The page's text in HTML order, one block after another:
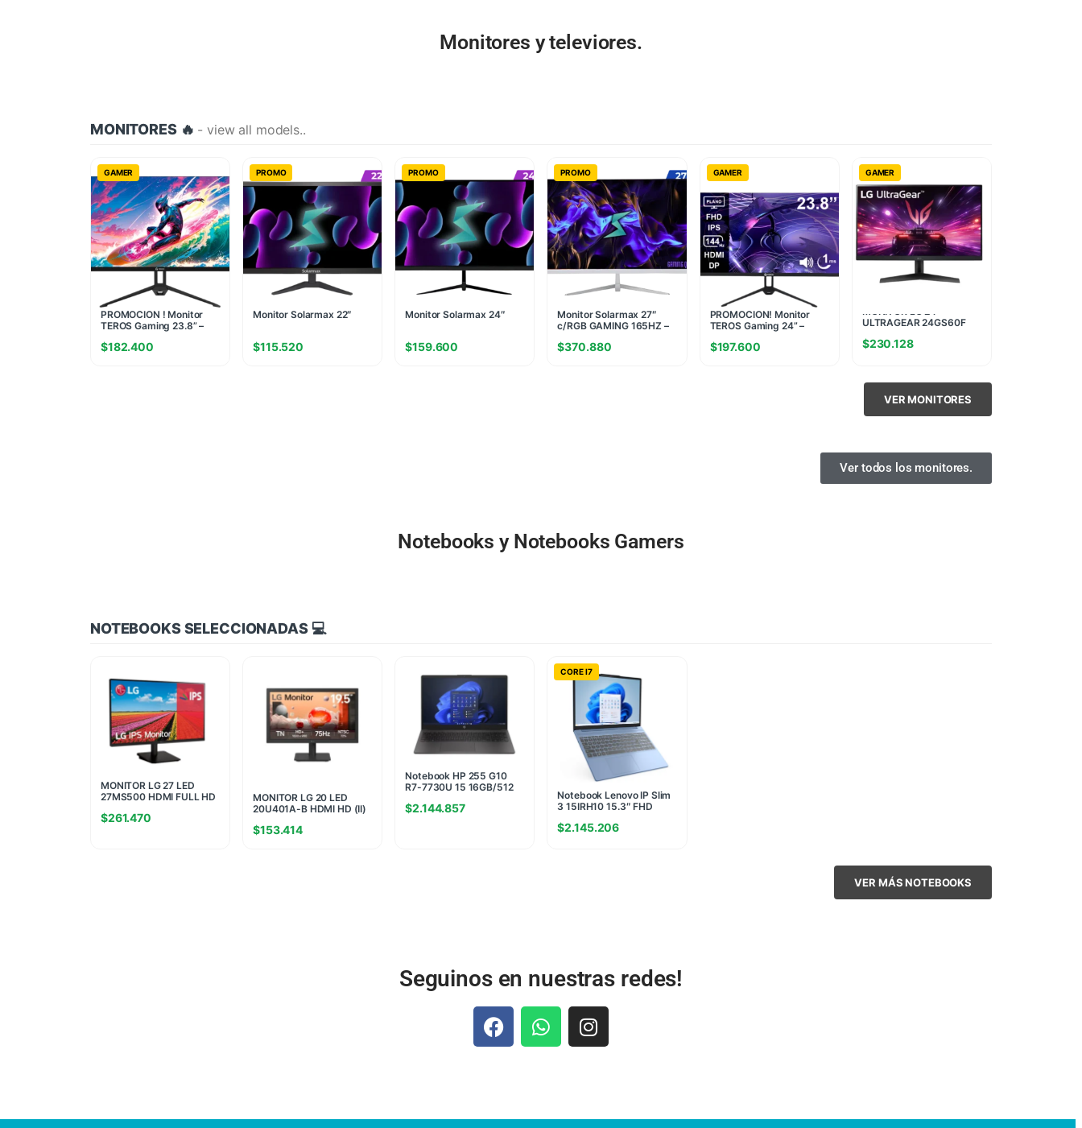
Monitores y televiores.
MONITORES 🔥 - view all models..
GAMER
PROMOCION ! Monitor
TEROS Gaming 23.8” –
$182.400
PROMO
Monitor Solarmax 22″
$115.520
PROMO
Monitor Solarmax 24″
$159.600
PROMO
Monitor Solarmax 27″
c/RGB GAMING 165HZ –
$370.880
GAMER
PROMOCION! Monitor
TEROS Gaming 24” –
(Ficha USA)
$197.600
GAMER
ULTRAGEAR 24GS60F
(1823)
$230.128
VER MONITORES
Ver todos los monitores.
Notebooks y Notebooks Gamers
NOTEBOOKS SELECCIONADAS 💻
MONITOR LG 27 LED
27MS500 HDMI FULL HD
$261.470
MONITOR LG 20 LED
20U401A-B HDMI HD (II)
$153.414
Notebook HP 255 G10
R7-7730U 15 16GB/512
$2.144.857
CORE I7
Notebook Lenovo IP Slim
3 15IRH10 15.3″ FHD
(8G+8G) 4800MHZ
$2.145.206
VER MÁS NOTEBOOKS
Seguinos en nuestras redes!